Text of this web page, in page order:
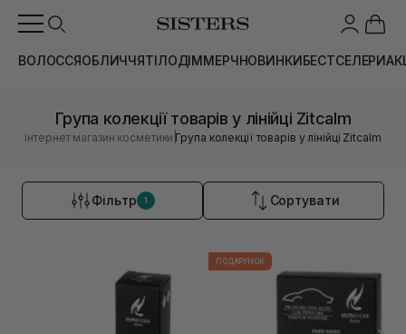
ВОЛОССЯОБЛИЧЧЯТІЛОДІММЕРЧНОВИНКИБЕСТСЕЛЕРИ
Група колекції товарів у лінійці Zitcalm
Інтернет магазин косметики |Група колекції товарів у лінійці Zitcalm
Фільтр 1 Сортувати
ПОДАРУНОК